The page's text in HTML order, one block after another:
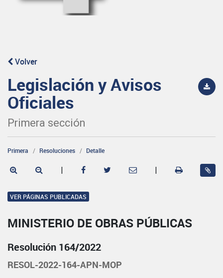
Volver
Legislación y Avisos
Oficiales
Primera sección
Primera Resoluciones Detalle
| |
VER PÁGINAS PUBLICADAS
MINISTERIO DE OBRAS PÚBLICAS
Resolución 164/2022
RESOL-2022-164-APN-MOP